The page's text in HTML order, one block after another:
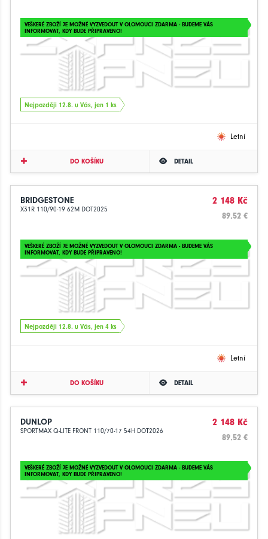
VEŠKERÉ ZBOŽÍ JE MOŽNÉ VYZVEDOUT V OLOMOUCI ZDARMA - BUDEME VÁS
INFORMOVAT, KDY BUDE PŘIPRAVENO!
Nejpozději 12.8. u Vás, jen 1 ks
Letní
DO KOŠÍKU DETAIL
BRIDGESTONE
X31R 110/90-19 62M DOT2025
2 148 Kč
89.52 €
VEŠKERÉ ZBOŽÍ JE MOŽNÉ VYZVEDOUT V OLOMOUCI ZDARMA - BUDEME VÁS
INFORMOVAT, KDY BUDE PŘIPRAVENO!
Nejpozději 12.8. u Vás, jen 4 ks
Letní
DO KOŠÍKU DETAIL
DUNLOP
SPORTMAX Q-LITE FRONT 110/70-17 54H DOT2026
2 148 Kč
89.52 €
VEŠKERÉ ZBOŽÍ JE MOŽNÉ VYZVEDOUT V OLOMOUCI ZDARMA - BUDEME VÁS
INFORMOVAT, KDY BUDE PŘIPRAVENO!